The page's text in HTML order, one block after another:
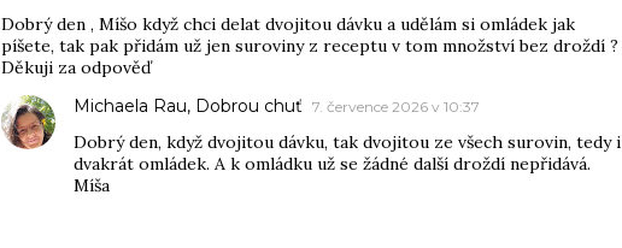
Dobrý den , Míšo když chci delat dvojitou dávku a udělám si omládek jak
píšete, tak pak přidám už jen suroviny z receptu v tom množství bez droždí ?
Děkuji za odpověď
Michaela Rau, Dobrou chuť 7. července 2026 v 10:37
Dobrý den, když dvojitou dávku, tak dvojitou ze všech surovin, tedy i
dvakrát omládek. A k omládku už se žádné další droždí nepřidává.
Míša